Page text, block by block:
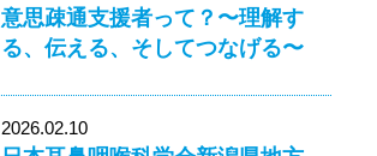
意思疎通支援者って？〜理解す
る、伝える、そしてつなげる〜
2026.02.10